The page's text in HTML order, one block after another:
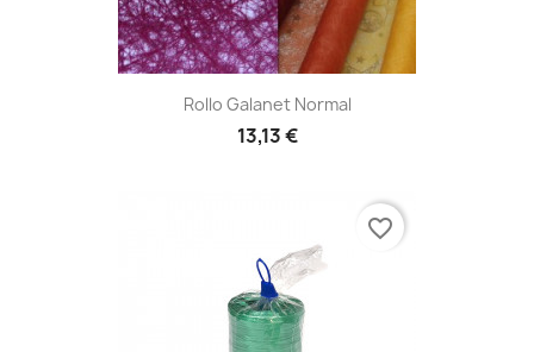
Rollo Galanet Normal
13,13 €
favorite_border